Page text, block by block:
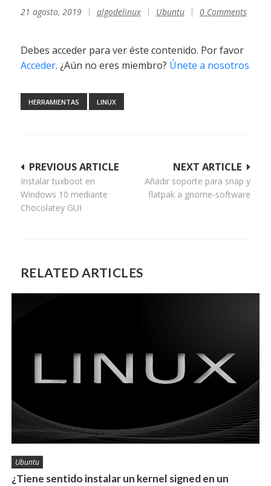
21 agosto, 2019 algodelinux Ubuntu 0 Comments
Debes acceder para ver éste contenido. Por favor
Acceder. ¿Aún no eres miembro? Únete a nosotros
HERRAMIENTAS LINUX
Navegación
de
entradas
NEXT ARTICLE
Añadir soporte para snap y
flatpak a gnome-software
PREVIOUS ARTICLE
Instalar tuxboot en
Windows 10 mediante
Chocolatey GUI
RELATED ARTICLES
Ubuntu
¿Tiene sentido instalar un kernel signed en un